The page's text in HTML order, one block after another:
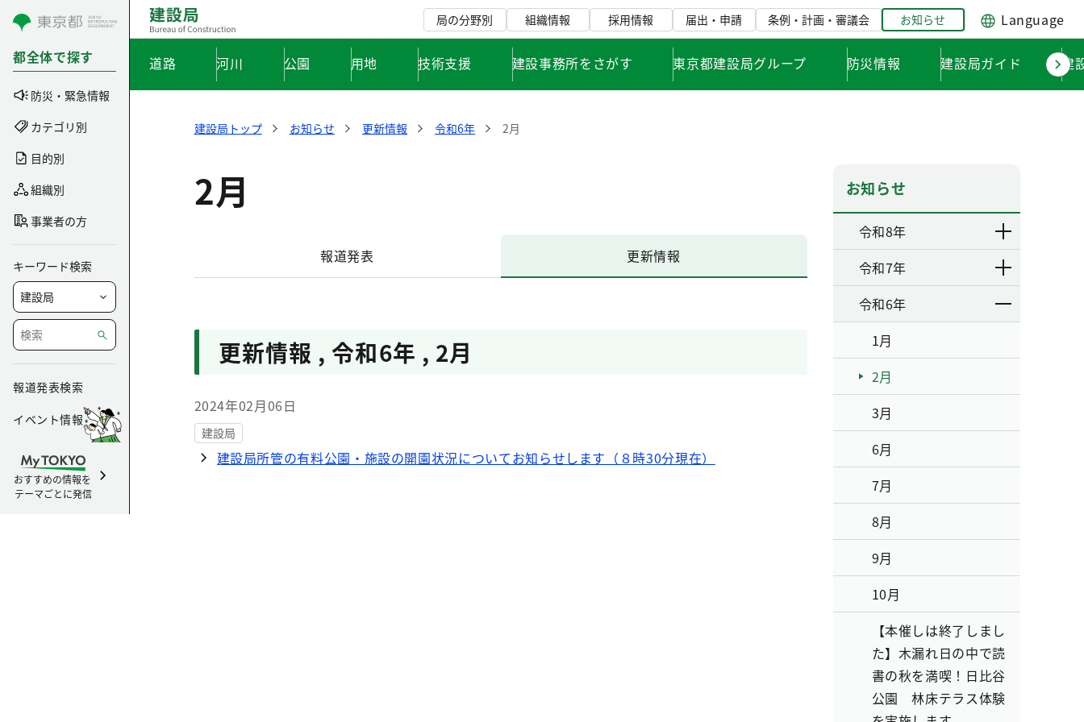
コンテンツにスキップ
都全体で探す
防災・緊急情報
カテゴリ別
目的別
組織別
事業者の方
キーワード検索
報道発表検索
イベント情報
おすすめの情報を
テーマごとに発信
局の分野別 組織情報 採用情報 届出・申請 条例・計画・審議会 お知らせ Language
道路 河川 公園 用地 技術支援 建設事務所をさがす 東京都建設局グループ 防災情報 建設局ガイド 建
建設局トップ お知らせ 更新情報 令和6年 2月
2月
報道発表 更新情報
更新情報 , 令和6年 , 2月
2024年02月06日
建設局
建設局所管の有料公園・施設の開園状況についてお知らせします（８時30分現在）
お知らせ
令和8年
令和7年
令和6年
1月
2月
3月
6月
7月
8月
9月
10月
【本催しは終了しまし
た】木漏れ日の中で読
書の秋を満喫！日比谷
公園 林床テラス体験